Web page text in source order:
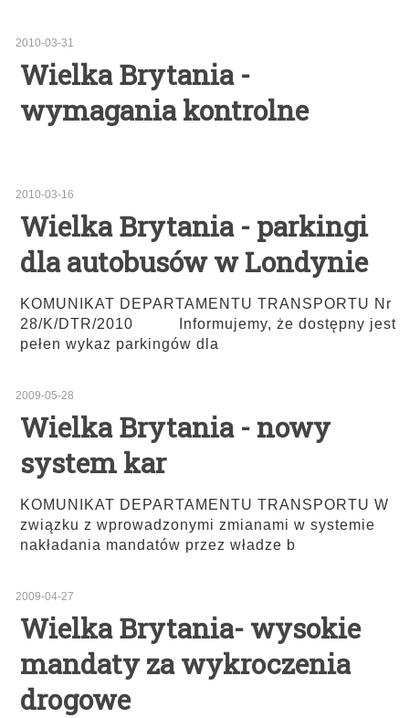
2010-03-31
Wielka Brytania -
wymagania kontrolne
2010-03-16
Wielka Brytania - parkingi
dla autobusów w Londynie
KOMUNIKAT DEPARTAMENTU TRANSPORTU Nr
28/K/DTR/2010 Informujemy, że dostępny jest
pełen wykaz parkingów dla
2009-05-28
Wielka Brytania - nowy
system kar
KOMUNIKAT DEPARTAMENTU TRANSPORTU W
związku z wprowadzonymi zmianami w systemie
nakładania mandatów przez władze b
2009-04-27
Wielka Brytania- wysokie
mandaty za wykroczenia
drogowe